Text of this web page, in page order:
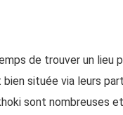
de trouver un lieu
située via leurs
sont nombreuses